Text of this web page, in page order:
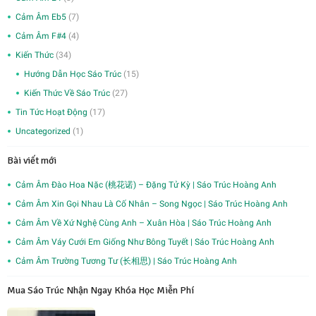
Cảm Âm Eb5 (7)
Cảm Âm F#4 (4)
Kiến Thức (34)
Hướng Dẫn Học Sáo Trúc (15)
Kiến Thức Về Sáo Trúc (27)
Tin Tức Hoạt Động (17)
Uncategorized (1)
Bài viết mới
Cảm Âm Đào Hoa Nặc (桃花诺) – Đặng Tử Kỳ | Sáo Trúc Hoàng Anh
Cảm Âm Xin Gọi Nhau Là Cố Nhân – Song Ngọc | Sáo Trúc Hoàng Anh
Cảm Âm Về Xứ Nghệ Cùng Anh – Xuân Hòa | Sáo Trúc Hoàng Anh
Cảm Âm Váy Cưới Em Giống Như Bông Tuyết | Sáo Trúc Hoàng Anh
Cảm Âm Trường Tương Tư (长相思) | Sáo Trúc Hoàng Anh
Mua Sáo Trúc Nhận Ngay Khóa Học Miễn Phí